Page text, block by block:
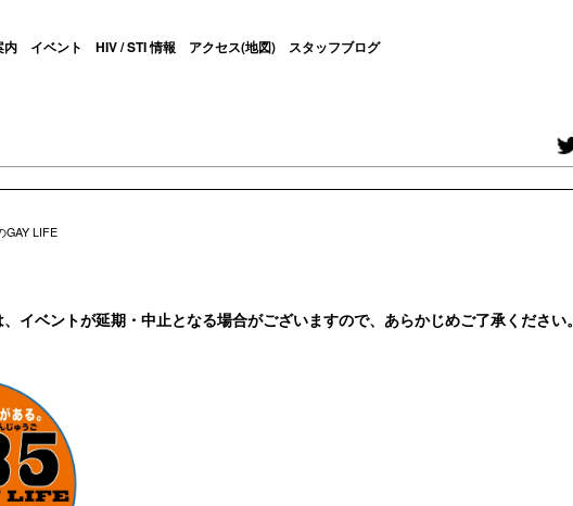
内 イベント HIV / STI 情報 アクセス(地図) スタッフブログ
GAY LIFE
イベントが延期・中止となる場合がございますので、あらかじめご了承ください。